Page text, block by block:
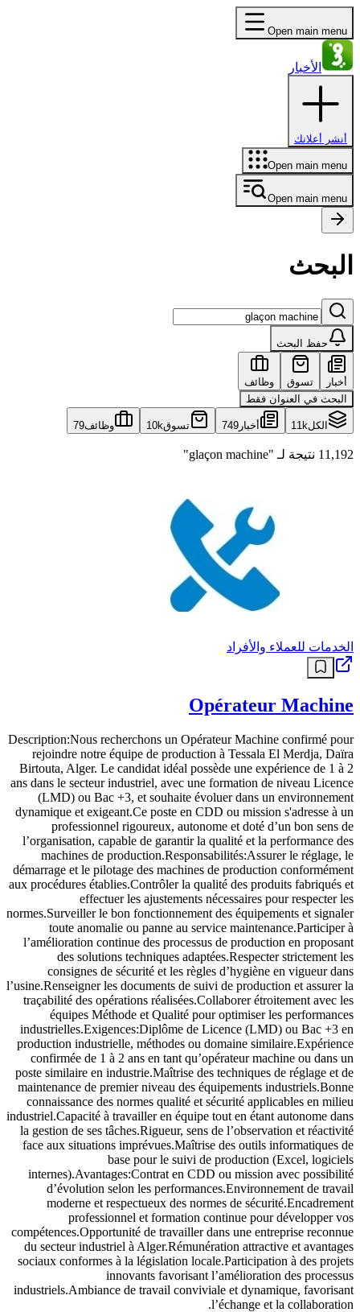
Open main menu
الأخبار
أنشر أعلانك
Open main menu
Open main menu
البحث
حفظ البحث
أخبار تسوق
وظائف
البحث في العنوان فقط
الكل11k أخبار 749 تسوق10k وظائف79
11,192 نتيجة لـ "glaçon machine"
الخدمات للعملاء والأفراد
Opérateur Machine
Description:Nous recherchons un Opérateur Machine confirmé pour
rejoindre notre équipe de production à Tessala El Merdja, Daïra
Birtouta, Alger. Le candidat idéal possède une expérience de 1 à 2
ans dans le secteur industriel, avec une formation de niveau Licence
(LMD) ou Bac +3, et souhaite évoluer dans un environnement
dynamique et exigeant.Ce poste en CDD ou mission s'adresse à un
professionnel rigoureux, autonome et doté d’un bon sens de
l’organisation, capable de garantir la qualité et la performance des
machines de production.Responsabilités:Assurer le réglage, le
démarrage et le pilotage des machines de production conformément
aux procédures établies.Contrôler la qualité des produits fabriqués et
effectuer les ajustements nécessaires pour respecter les
normes.Surveiller le bon fonctionnement des équipements et signaler
toute anomalie ou panne au service maintenance.Participer à
l’amélioration continue des processus de production en proposant
des solutions techniques adaptées.Respecter strictement les
consignes de sécurité et les règles d’hygiène en vigueur dans
l’usine.Renseigner les documents de suivi de production et assurer la
traçabilité des opérations réalisées.Collaborer étroitement avec les
équipes Méthode et Qualité pour optimiser les performances
industrielles.Exigences:Diplôme de Licence (LMD) ou Bac +3 en
production industrielle, méthodes ou domaine similaire.Expérience
confirmée de 1 à 2 ans en tant qu’opérateur machine ou dans un
poste similaire en industrie.Maîtrise des techniques de réglage et de
maintenance de premier niveau des équipements industriels.Bonne
connaissance des normes qualité et sécurité applicables en milieu
industriel.Capacité à travailler en équipe tout en étant autonome dans
la gestion de ses tâches.Rigueur, sens de l’observation et réactivité
face aux situations imprévues.Maîtrise des outils informatiques de
base pour le suivi de production (Excel, logiciels
internes).Avantages:Contrat en CDD ou mission avec possibilité
d’évolution selon les performances.Environnement de travail
moderne et respectueux des normes de sécurité.Encadrement
professionnel et formation continue pour développer vos
compétences.Opportunité de travailler dans une entreprise reconnue
du secteur industriel à Alger.Rémunération attractive et avantages
sociaux conformes à la législation locale.Participation à des projets
innovants favorisant l’amélioration des processus
industriels.Ambiance de travail conviviale et dynamique, favorisant
l’échange et la collaboration.